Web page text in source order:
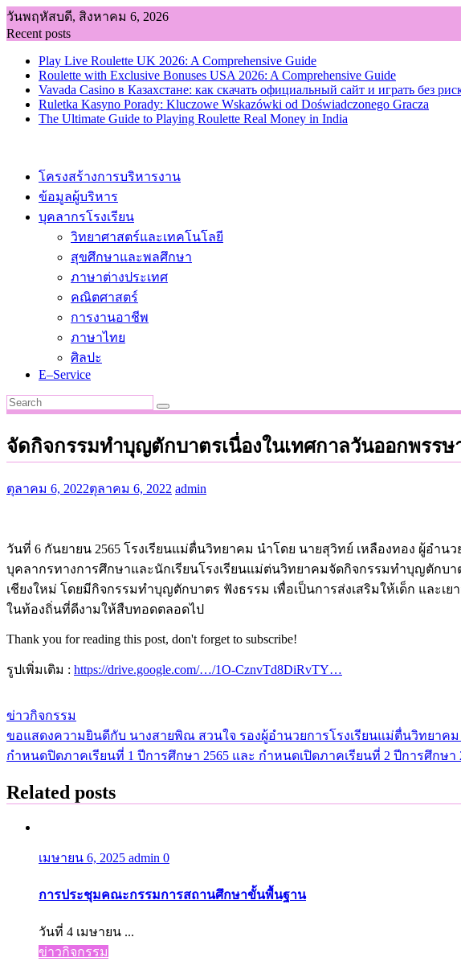
Skip
to
content
วันพฤหัสบดี, สิงหาคม 6, 2026
Recent posts
Play Live Roulette UK 2026: A Comprehensive Guide
Roulette with Exclusive Bonuses USA 2026: A Comprehensive Guide
Vavada Casino в Казахстане: как скачать официальный сайт и играть без
Ruletka Kasyno Porady: Kluczowe Wskazówki od Doświadczonego Gracza
The Ultimate Guide to Playing Roulette Real Money in India
โครงสร้างการบริหารงาน
ข้อมูลผู้บริหาร
บุคลากรโรงเรียน
วิทยาศาสตร์และเทคโนโลยี
สุขศึกษาและพลศึกษา
ภาษาต่างประเทศ
คณิตศาสตร์
การงานอาชีพ
ภาษาไทย
ศิลปะ
E–Service
จัดกิจกรรมทำบุญตักบาตรเนื่องในเทศกาลวันออกพรรษ
ตุลาคม 6, 2022ตุลาคม 6, 2022 admin
วันที่ 6 กันยายน 2565 โรงเรียนแม่ตื่นวิทยาคม นำโดย นายสุวิทย์ เหลืองทอง ผู้อำ
บุคลากรทางการศึกษาและนักเรียนโรงเรียนแม่ต่นวิทยาคมจัดกิจกรรมทำบุญตักบ
เชียงใหม่ โดยมีกิจกรรมทำบุญตักบาตร ฟังธรรม เพื่อเป็นการส่งเสริมให้เด็ก แล
ในท้องถิ่นที่ดีงามให้สืบทอดตลอดไป
Thank you for reading this post, don't forget to subscribe!
รูปเพิ่มเติม : https://drive.google.com/…/1O-CznvTd8DiRvTY…
ข่าวกิจกรรม
แนะแนว
ขอแสดงความยินดีกับ นางสายพิณ สวนใจ รองผู้อำนวยการโรงเรียนแม่ตื่นวิทยาค
กำหนดปิดภาคเรียนที่ 1 ปีการศึกษา 2565 และ กำหนดเปิดภาคเรียนที่ 2 ปีการศึกษา
Related posts
เมษายน 6, 2025 admin 0
การประชุมคณะกรรมการสถานศึกษาขั้นพื้นฐาน
วันที่ 4 เมษายน ...
ข่าวกิจกรรม